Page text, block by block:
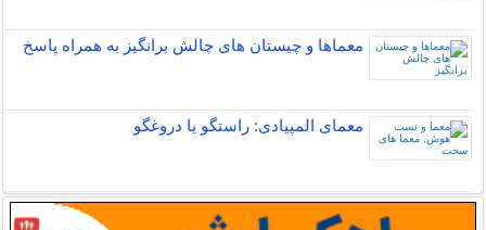
معماها و چیستان های چالش برانگیز به همراه پاسخ
معمای المپیادی: راستگو یا دروغگو